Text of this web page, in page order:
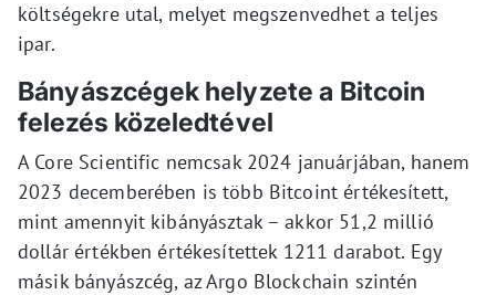
költségekre utal, melyet megszenvedhet a teljes
ipar.
Bányászcégek helyzete a Bitcoin
felezés közeledtével
A Core Scientific nemcsak 2024 januárjában, hanem
2023 decemberében is több Bitcoint értékesített,
mint amennyit kibányásztak – akkor 51,2 millió
dollár értékben értékesítettek 1211 darabot. Egy
másik bányászcég, az Argo Blockchain szintén